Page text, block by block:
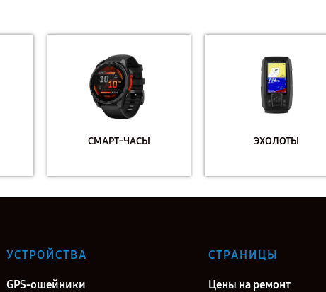
СМАРТ-ЧАСЫ ЭХОЛОТЫ
УСТРОЙСТВА
GPS-ошейники
СТРАНИЦЫ
Цены на ремонт